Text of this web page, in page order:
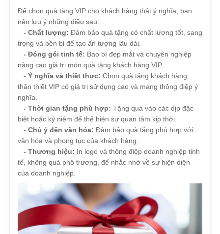
Để chọn quà tặng VIP cho khách hàng thật ý nghĩa, bạn
nên lưu ý những điều sau:
- Chất lượng: Đảm bảo quà tặng có chất lượng tốt, sang
trọng và bền bỉ để tạo ấn tượng lâu dài.
- Đóng gói tinh tế: Bao bì đẹp mắt và chuyên nghiệp
nâng cao giá trị món quà tặng khách hàng VIP.
- Ý nghĩa và thiết thực: Chọn quà tặng khách hàng
thân thiết VIP có giá trị sử dụng cao và mang thông điệp ý
nghĩa.
- Thời gian tặng phù hợp: Tặng quà vào các dịp đặc
biệt hoặc kỷ niệm để thể hiện sự quan tâm kịp thời.
- Chú ý đến văn hóa: Đảm bảo quà tặng phù hợp với
văn hóa và phong tục của khách hàng.
- Thương hiệu: In logo và thông điệp doanh nghiệp tinh
tế, không quá phô trương, để nhắc nhở về sự hiện diện
của doanh nghiệp.